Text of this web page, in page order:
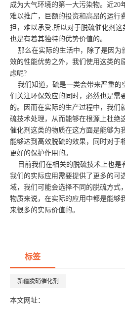
成为大气环境的第一大污染物。近20
难以推广，巨额的投资和高昂的运行
担，难以承受.所以对于脱硫催化剂
也是有着其独特的优势价值的。
那么在实际的生活中，除了是因为
效的性能优势之外，我们使用这类的
虑呢?
我们知道，硫是一类会带来严重的
们关注环保效应的同时，必然也是需
的。因而在实际的生产过程中，我们
硫技术处理，从而能够在根源上杜绝
催化剂这类的物质在这方面是能够为
能够达到高效脱硫的效果，同时对于
更好的保护作用的。
目前我们在相关的脱硫技术上也是
我们的实际应用需要提供了更多的可
域，我们可能会选择不同的脱硫方式
物质来说，在实际的应用中都是能够
来很多的实际价值的。
标签
新疆脱硝催化剂
本文网址：